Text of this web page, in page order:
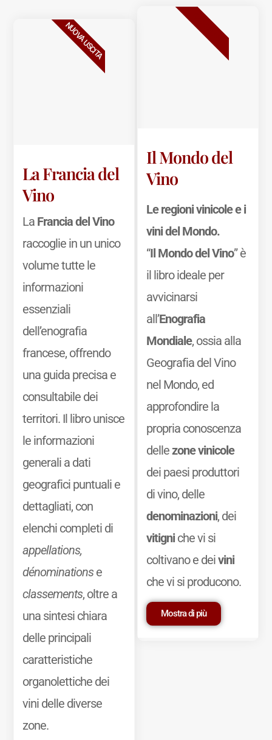
La Francia del
Vino
La Francia del Vino
raccoglie in un unico
volume tutte le
informazioni
essenziali
dell’enografia
francese, offrendo
una guida precisa e
consultabile dei
territori. Il libro unisce
le informazioni
generali a dati
geografici puntuali e
dettagliati, con
elenchi completi di
appellations,
dénominationse
classements, oltre a
una sintesi chiara
delle principali
caratteristiche
organolettiche dei
vini delle diverse
zone.
NUOVA USCITA
Il Mondo del
Vino
Le regioni vinicole e i
vini del Mondo.
“Il Mondo del Vino” è
il libro ideale per
avvicinarsi
all’Enografia
Mondiale, ossia alla
Geografia del Vino
nel Mondo, ed
approfondire la
propria conoscenza
dellezone vinicole
dei paesi produttori
di vino, delle
denominazioni, dei
vitigniche vi si
coltivano e deivini
che vi si producono.
Mostra di più
BESTSELLER